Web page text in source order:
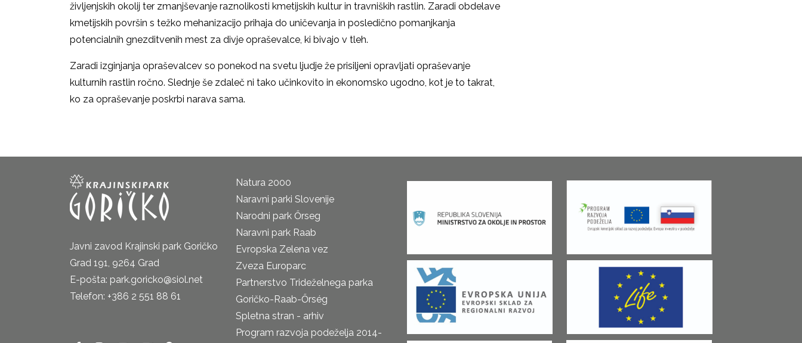
življenjskih okolij ter zmanjševanje raznolikosti kmetijskih kultur in travniških rastlin. Zaradi obdelave
kmetijskih površin s težko mehanizacijo prihaja do uničevanja in posledično pomanjkanja
potencialnih gnezditvenih mest za divje opraševalce, ki bivajo v tleh.
Zaradi izginjanja opraševalcev so ponekod na svetu ljudje že prisiljeni opravljati opraševanje
kulturnih rastlin ročno. Slednje še zdaleč ni tako učinkovito in ekonomsko ugodno, kot je to takrat,
ko za opraševanje poskrbi narava sama.
Javni zavod Krajinski park Goričko
Grad 191, 9264 Grad
E-pošta: park.goricko@siol.net
Telefon: +386 2 551 88 61
Natura 2000
Naravni parki Slovenije
Narodni park Őrseg
Naravni park Raab
Evropska Zelena vez
Zveza Europarc
Partnerstvo Trideželnega parka
Goričko-Raab-Őrség
Spletna stran - arhiv
Program razvoja podeželja 2014-